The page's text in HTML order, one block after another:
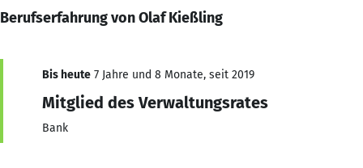
Berufserfahrung von Olaf Kießling
Bis heute 7 Jahre und 8 Monate, seit 2019
Mitglied des Verwaltungsrates
Bank